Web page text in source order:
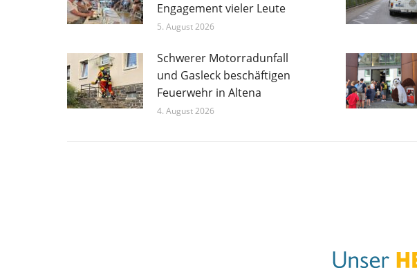
Engagement vieler Leute
5. August 2026
Schwerer Motorradunfall
und Gasleck beschäftigen
Feuerwehr in Altena
4. August 2026